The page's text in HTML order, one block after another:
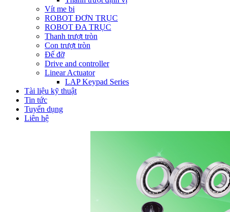
Vít me bi
ROBOT ĐƠN TRỤC
ROBOT ĐA TRỤC
Thanh trượt tròn
Con trượt tròn
Đế đỡ
Drive and controller
Linear Actuator
LAP Keypad Series
Tài liệu kỹ thuật
Tin tức
Tuyển dụng
Liên hệ